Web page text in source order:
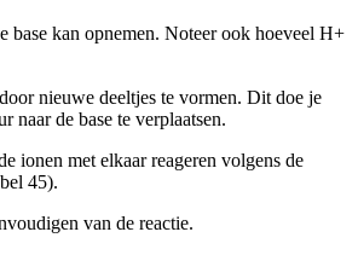
base kan opnemen. Noteer ook hoeveel H+
nieuwe deeltjes te vormen. Dit doe je
naar de base te verplaatsen.
ionen met elkaar reageren volgens de
45).
van de reactie.